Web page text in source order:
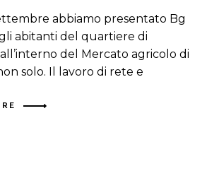
abbiamo presentato Bg
abitanti del quartiere di
del Mercato agricolo di
solo. Il lavoro di rete e